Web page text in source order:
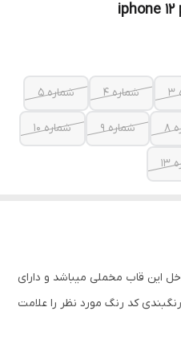
شماره 4 شماره 5
8 شماره 9 شماره 10
این قاب مخملی میباشد و دارای
کد رنگ مورد نظر را علامت